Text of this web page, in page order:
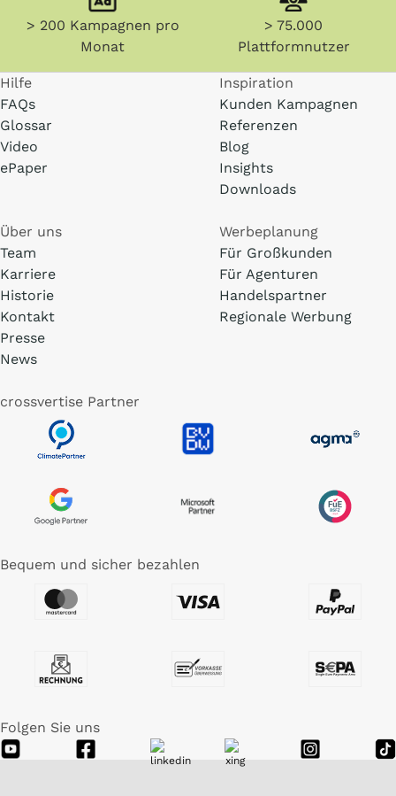
> 200 Kampagnen pro
Monat
> 75.000
Plattformnutzer
Hilfe
FAQs
Glossar
Video
ePaper
Inspiration
Kunden Kampagnen
Referenzen
Blog
Insights
Downloads
Über uns
Team
Karriere
Historie
Kontakt
Presse
News
Werbeplanung
Für Großkunden
Für Agenturen
Handelspartner
Regionale Werbung
crossvertise Partner
Bequem und sicher bezahlen
Folgen Sie uns